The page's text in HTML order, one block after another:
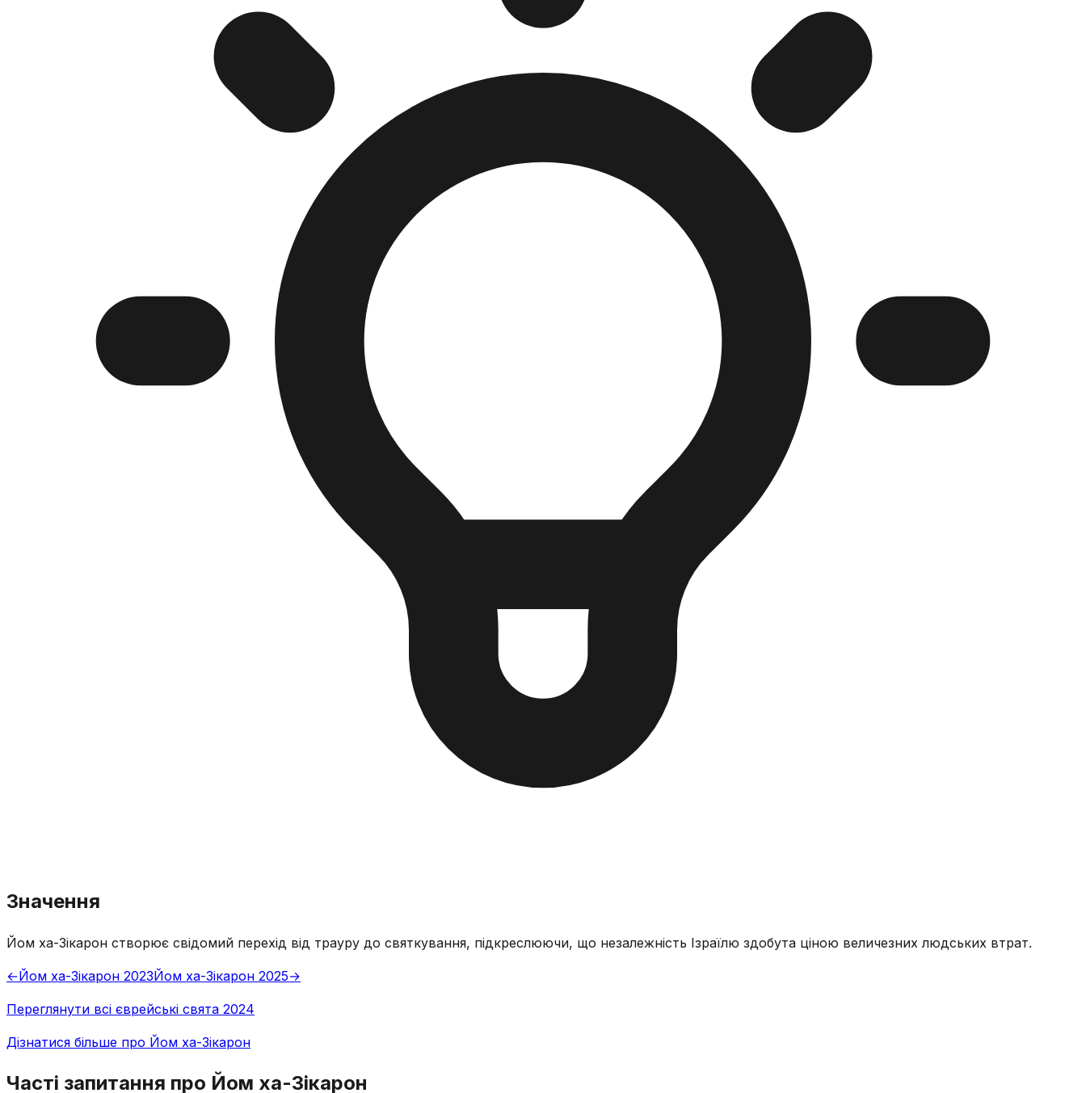
Значення
Йом ха-Зікарон створює свідомий перехід від трауру до святкування, підкреслюючи, що незалежність Ізраїлю здобута ціною величезних людських втрат.
←Йом ха-Зікарон 2023Йом ха-Зікарон 2025→
Переглянути всі єврейські свята 2024
Дізнатися більше про Йом ха-Зікарон
Часті запитання про Йом ха-Зікарон